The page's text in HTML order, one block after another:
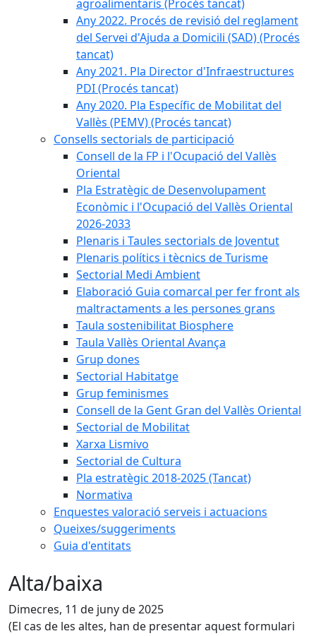
agroalimentaris (Procés tancat)
Any 2022. Procés de revisió del reglament
del Servei d'Ajuda a Domicili (SAD) (Procés
tancat)
Any 2021. Pla Director d'Infraestructures
PDI (Procés tancat)
Any 2020. Pla Específic de Mobilitat del
Vallès (PEMV) (Procés tancat)
Consells sectorials de participació
Consell de la FP i l'Ocupació del Vallès
Oriental
Pla Estratègic de Desenvolupament
Econòmic i l'Ocupació del Vallès Oriental
2026-2033
Plenaris i Taules sectorials de Joventut
Plenaris polítics i tècnics de Turisme
Sectorial Medi Ambient
Elaboració Guia comarcal per fer front als
maltractaments a les persones grans
Taula sostenibilitat Biosphere
Taula Vallès Oriental Avança
Grup dones
Sectorial Habitatge
Grup feminismes
Consell de la Gent Gran del Vallès Oriental
Sectorial de Mobilitat
Xarxa Lismivo
Sectorial de Cultura
Pla estratègic 2018-2025 (Tancat)
Normativa
Enquestes valoració serveis i actuacions
Queixes/suggeriments
Guia d'entitats
Alta/baixa
Dimecres, 11 de juny de 2025
(El cas de les altes, han de presentar aquest formulari